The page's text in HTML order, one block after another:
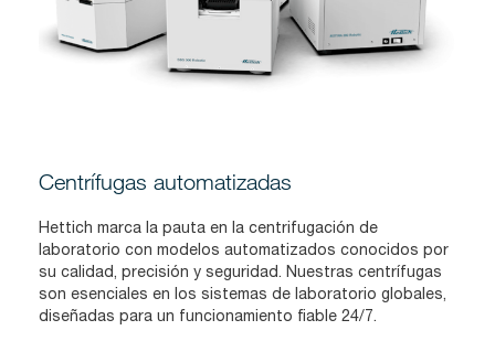
Centrífugas automatizadas
Hettich marca la pauta en la centrifugación de
laboratorio con modelos automatizados conocidos por
su calidad, precisión y seguridad. Nuestras centrífugas
son esenciales en los sistemas de laboratorio globales,
diseñadas para un funcionamiento fiable 24/7.